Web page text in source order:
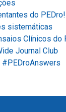
do PEDro!
sistemáticas
Clínicos do
Journal Club
#PEDroAnswers